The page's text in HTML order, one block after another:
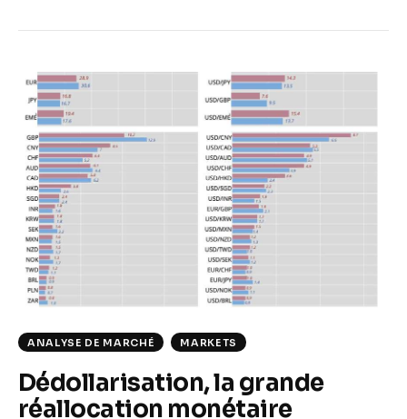
ANALYSE DE MARCHÉ MARKETS
Dédollarisation, la grande
réallocation monétaire